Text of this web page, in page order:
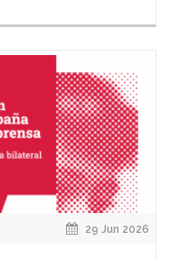
29 Jun 2026